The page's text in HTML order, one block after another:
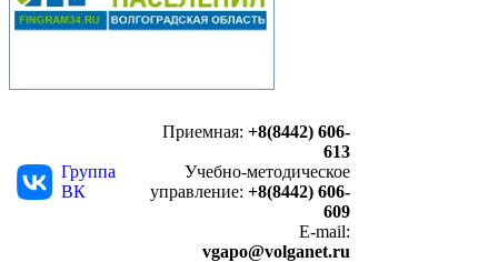
Группа
ВК
Приемная: +8(8442) 606-
613
Учебно-методическое
управление: +8(8442) 606-
609
E-mail:
vgapo@volganet.ru